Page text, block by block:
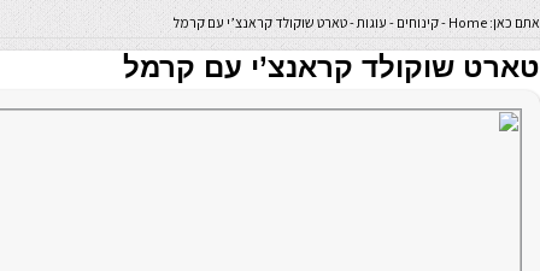
אתם כאן: Home
-קינוחים - עוגות-טארט שוקולד קראנצ’י עם קרמל
טארט שוקולד קראנצ’י עם קרמל